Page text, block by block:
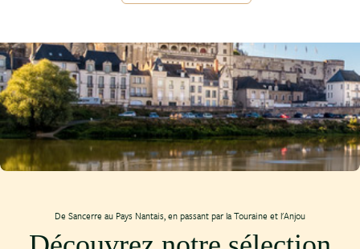
De Sancerre au Pays Nantais, en passant par la Touraine et l'Anjou